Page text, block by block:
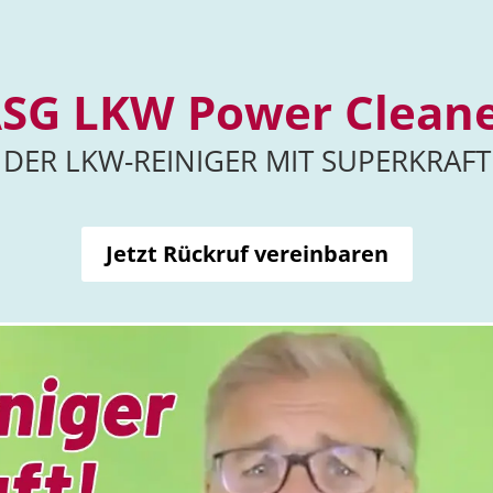
LKW Power
DER LKW-REINIGER MIT SUPERKRAFT
Jetzt Rückruf vereinbaren